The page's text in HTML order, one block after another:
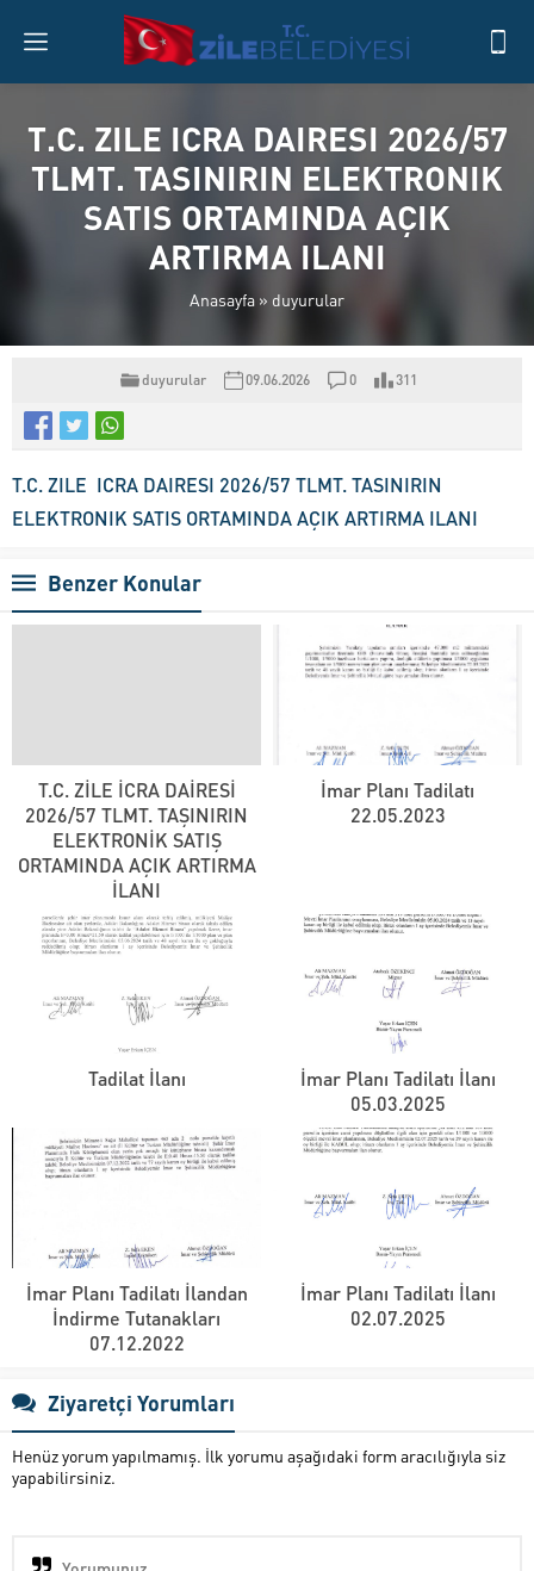
T.C. ZILE ICRA DAIRESI 2026/57
TLMT. TASINIRIN ELEKTRONIK
SATIS ORTAMINDA AÇIK
ARTIRMA ILANI
Anasayfa » duyurular
duyurular 09.06.2026 0 311
T.C. ZILE ICRA DAIRESI 2026/57 TLMT. TASINIRIN
ELEKTRONIK SATIS ORTAMINDA AÇIK ARTIRMA ILANI
Benzer Konular
T.C. ZİLE İCRA DAİRESİ
2026/57 TLMT. TAŞINIRIN
ELEKTRONİK SATIŞ
ORTAMINDA AÇIK ARTIRMA
İLANI
İmar Planı Tadilatı
22.05.2023
Tadilat İlanı
İmar Planı Tadilatı İlanı
05.03.2025
İmar Planı Tadilatı İlandan
İndirme Tutanakları
07.12.2022
İmar Planı Tadilatı İlanı
02.07.2025
Ziyaretçi Yorumları
Henüz yorum yapılmamış. İlk yorumu aşağıdaki form aracılığıyla siz
yapabilirsiniz.